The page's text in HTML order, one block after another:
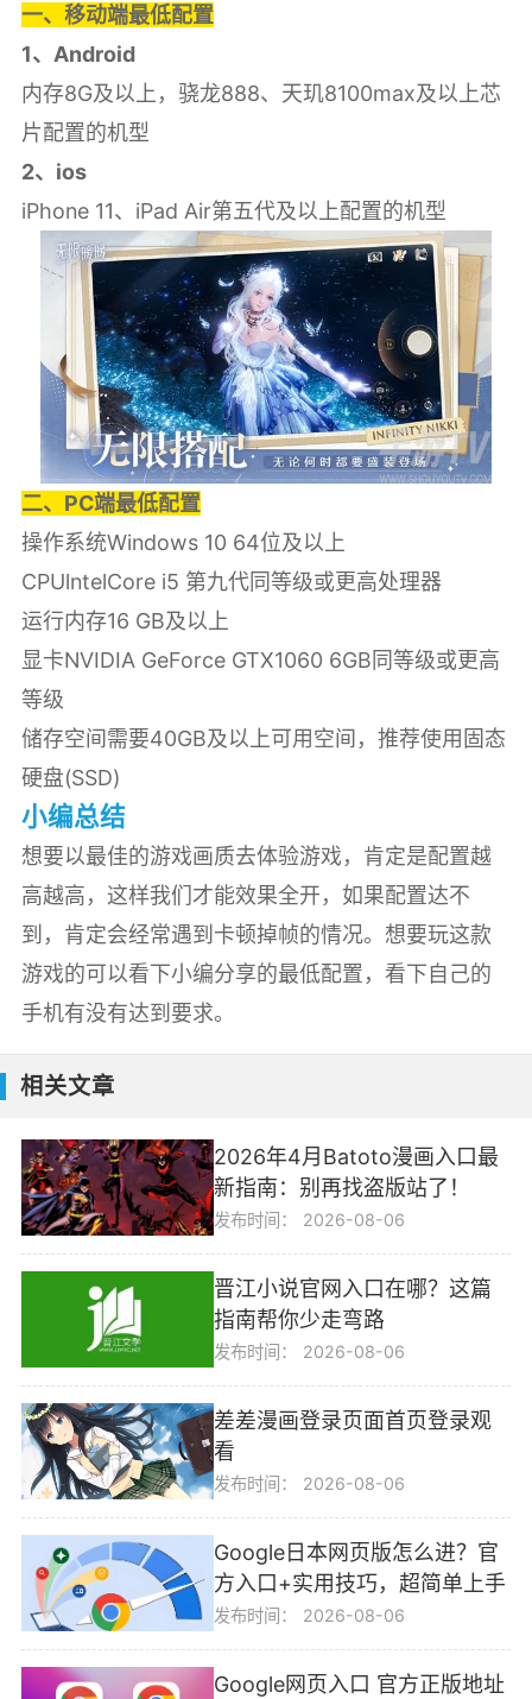
一、移动端最低配置
1、Android
内存8G及以上，骁龙888、天玑8100max及以上芯
片配置的机型
2、ios
iPhone 11、iPad Air第五代及以上配置的机型
二、PC端最低配置
操作系统Windows 10 64位及以上
CPUlntelCore i5 第九代同等级或更高处理器
运行内存16 GB及以上
显卡NVIDIA GeForce GTX1060 6GB同等级或更高
等级
储存空间需要40GB及以上可用空间，推荐使用固态
硬盘(SSD)
小编总结
想要以最佳的游戏画质去体验游戏，肯定是配置越
高越高，这样我们才能效果全开，如果配置达不
到，肯定会经常遇到卡顿掉帧的情况。想要玩这款
游戏的可以看下小编分享的最低配置，看下自己的
手机有没有达到要求。
相关文章
2026年4月Batoto漫画入口最
新指南：别再找盗版站了！
发布时间： 2026-08-06
晋江小说官网入口在哪？这篇
指南帮你少走弯路
发布时间： 2026-08-06
差差漫画登录页面首页登录观
看
发布时间： 2026-08-06
Google日本网页版怎么进？官
方入口+实用技巧，超简单上手
发布时间： 2026-08-06
Google网页入口 官方正版地址